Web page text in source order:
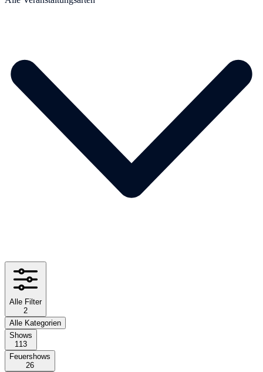
Alle Filter
2
Alle Kategorien
Shows
113
Feuershows
26